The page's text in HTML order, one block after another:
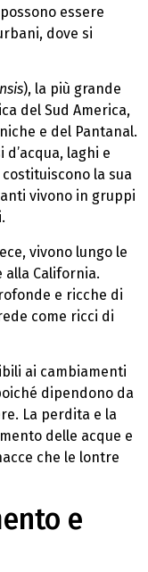
essere
dove si
), la più grande
del Sud America,
e del Pantanal.
laghi e
la sua
vivono in gruppi
vivono lungo le
alla California.
e ricche di
come ricci di
ai cambiamenti
dipendono da
La perdita e la
delle acque e
che le lontre
e